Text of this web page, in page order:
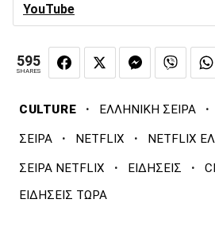
YouTube
595
SHARES
CULTURE · ΕΛΛΗΝΙΚΗ ΣΕΙΡΑ ·
ΣΕΙΡΑ · NETFLIX · NETFLIX
ΣΕΙΡΑ NETFLIX · ΕΙΔΗΣΕΙΣ ·
ΕΙΔΗΣΕΙΣ ΤΩΡΑ